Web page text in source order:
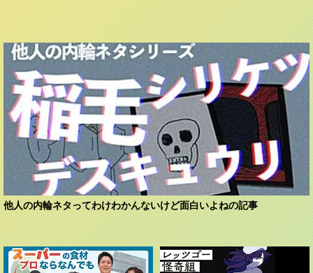
他人の内輪ネタってわけわかんないけど面白いよねの記事